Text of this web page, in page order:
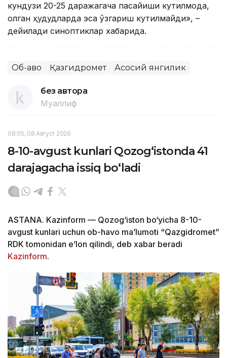
кундузи 20-25 даражагача пасайиши кутилмоқда,
қолган ҳудудларда эса ўзгариш кутилмайди», –
дейилади синоптиклар хабарида.
Об-ҳаво Қазгидромет Асосий янгилик
без автора
Муаллиф
08:05, 08 Август 2026
8-10-avgust kunlari Qozog‘istonda 41
darajagacha issiq bo‘ladi
ASTANA. Kazinform — Qozog‘iston bo‘yicha 8-10-
avgust kunlari uchun ob-havo ma’lumoti “Qazgidromet”
RDK tomonidan e’lon qilindi, deb xabar beradi
Kazinform.